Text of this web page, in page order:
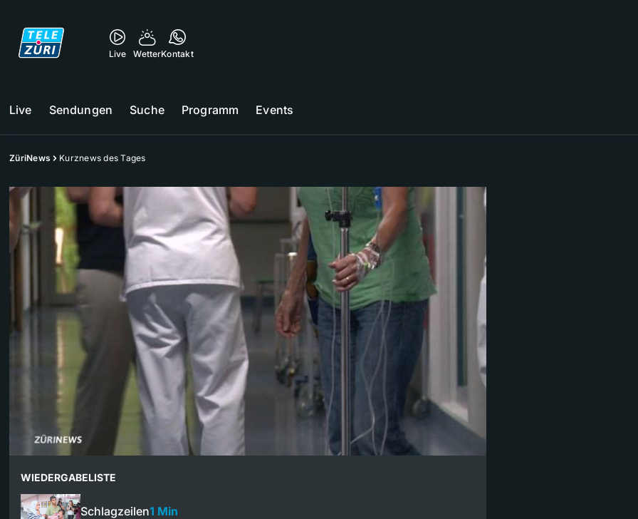
Live WetterKontakt
Live Sendungen Suche Programm Events
ZüriNews Kurznews des Tages
WIEDERGABELISTE
Schlagzeilen1 Min